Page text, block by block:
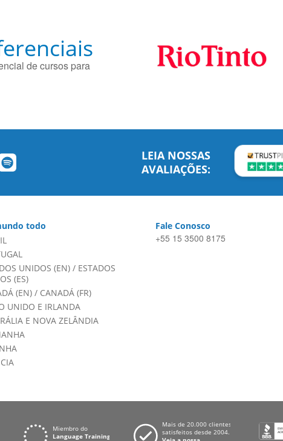
de cursos para
LEIA NOSSAS
AVALIAÇÕES:
todo
UNIDOS (EN)/ ESTADOS
(ES)
(EN)/ CANADÁ (FR)
UNIDO E IRLANDA
E NOVA ZELÂNDIA
Fale Conosco
+55 15 3500 8175